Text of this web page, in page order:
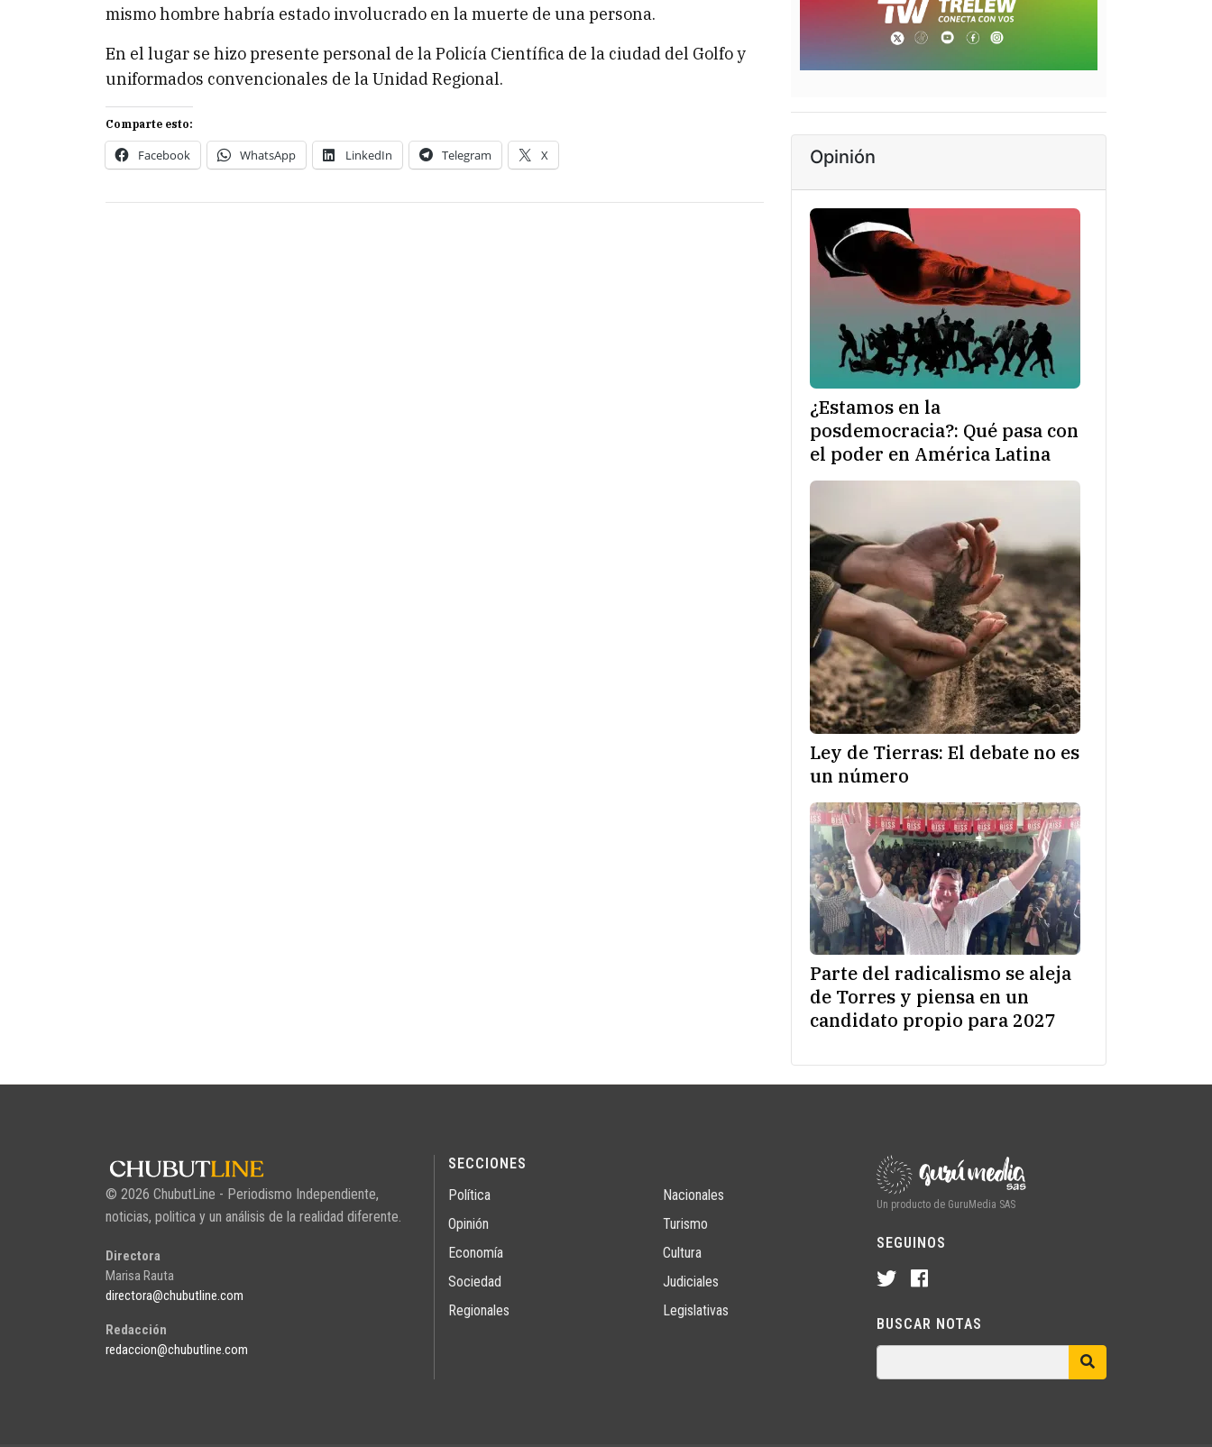
mismo hombre habría estado involucrado en la muerte de una persona.
En el lugar se hizo presente personal de la Policía Científica de la ciudad del Golfo y
uniformados convencionales de la Unidad Regional.
Comparte esto:
Facebook WhatsApp LinkedIn Telegram X Opinión
¿Estamos en la
posdemocracia?: Qué pasa con
el poder en América Latina
Ley de Tierras: El debate no es
un número
Parte del radicalismo se aleja
de Torres y piensa en un
candidato propio para 2027
© 2026 ChubutLine - Periodismo Independiente,
noticias, politica y un análisis de la realidad diferente.
Directora
Marisa Rauta
directora@chubutline.com
Redacción
redaccion@chubutline.com
SECCIONES
Política
Opinión
Economía
Sociedad
Regionales
Nacionales
Turismo
Cultura
Judiciales
Legislativas
Un producto de GuruMedia SAS
SEGUINOS
BUSCAR NOTAS